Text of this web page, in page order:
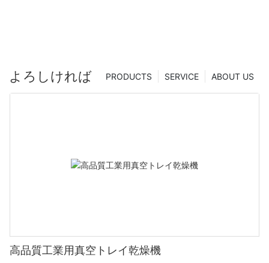
よろしければ ABOUT US
SERVICE
PRODUCTS
高品質工業用真空トレイ乾燥機